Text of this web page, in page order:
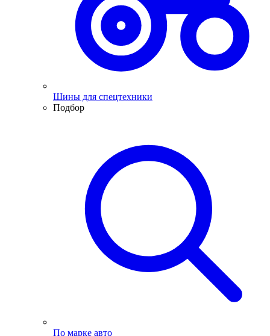
Шины для спецтехники
Подбор
По марке авто